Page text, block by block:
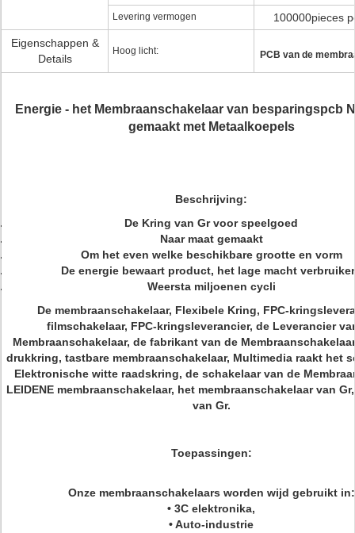
Levering vermogen
100000pieces
Eigenschappen &
Details
Hoog licht: PCB van de
Energie - het Membraanschakelaar van besparingspcb
gemaakt met Metaalkoepels
Beschrijving:
De Kring van Gr voor speelgoed
Naar maat gemaakt
Om het even welke beschikbare grootte en vorm
De energie bewaart product, het lage macht
Weersta miljoenen cycli
De membraanschakelaar, Flexibele Kring, FPC-
filmschakelaar, FPC-kringsleverancier, de Leverancier
Membraanschakelaar, de fabrikant van de
drukkring, tastbare membraanschakelaar, Multimedia raakt het
Elektronische witte raadskring, de schakelaar van de
LEIDENE membraanschakelaar, het membraanschakelaar van
van Gr.
Toepassingen:
Onze membraanschakelaars worden wijd gebruikt in:
• 3C elektronika,
• Auto-industrie